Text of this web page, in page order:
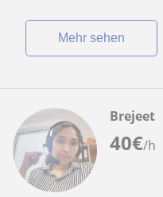
Mehr sehen
40€/h
Brejeet